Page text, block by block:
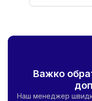
Важко
Наш менеджер